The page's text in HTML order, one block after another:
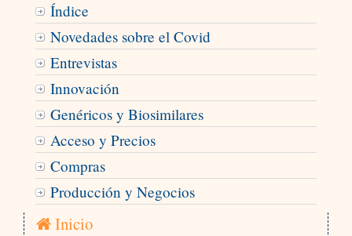
Índice
Novedades sobre el Covid
Entrevistas
Innovación
Genéricos y Biosimilares
Acceso y Precios
Compras
Producción y Negocios
Inicio